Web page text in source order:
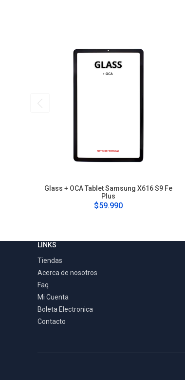
Glass + OCA Tablet Samsung X616 S9 Fe
Plus
$59.990
LINKS
Tiendas
Acerca de nosotros
Faq
Mi Cuenta
Boleta Electronica
Contacto